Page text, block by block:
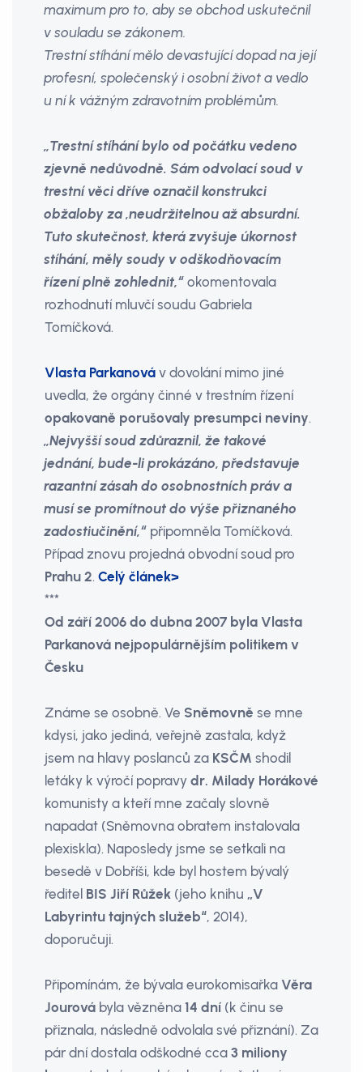
maximum pro to, aby se obchod uskutečnil
v souladu se zákonem.
Trestní stíhání mělo devastující dopad na její
profesní, společenský i osobní život a vedlo
u ní k vážným zdravotním problémům.
„Trestní stíhání bylo od počátku vedeno
zjevně nedůvodně. Sám odvolací soud v
trestní věci dříve označil konstrukci
obžaloby za ‚neudržitelnou až absurdní.
Tuto skutečnost, která zvyšuje úkornost
stíhání, měly soudy v odškodňovacím
řízení plně zohlednit,“ okomentovala
rozhodnutí mluvčí soudu Gabriela
Tomíčková.
Vlasta Parkanová v dovolání mimo jiné
uvedla, že orgány činné v trestním řízení
opakovaně porušovaly presumpci neviny.
„Nejvyšší soud zdůraznil, že takové
jednání, bude-li prokázáno, představuje
razantní zásah do osobnostních práv a
musí se promítnout do výše přiznaného
zadostiučinění,“ připomněla Tomíčková.
Případ znovu projedná obvodní soud pro
Prahu 2. Celý článek>
***
Od září 2006 do dubna 2007 byla Vlasta
Parkanová nejpopulárnějším politikem v
Česku
Známe se osobně. Ve Sněmovně se mne
kdysi, jako jediná, veřejně zastala, když
jsem na hlavy poslanců za KSČM shodil
letáky k výročí popravy dr. Milady Horákové
komunisty a kteří mne začaly slovně
napadat (Sněmovna obratem instalovala
plexiskla). Naposledy jsme se setkali na
besedě v Dobříši, kde byl hostem bývalý
ředitel BIS Jiří Růžek (jeho knihu „V
Labyrintu tajných služeb“, 2014),
doporučuji.
Připomínám, že bývala eurokomisařka Věra
Jourová byla vězněna 14 dní (k činu se
přiznala, následně odvolala své přiznání). Za
pár dní dostala odškodné cca 3 miliony